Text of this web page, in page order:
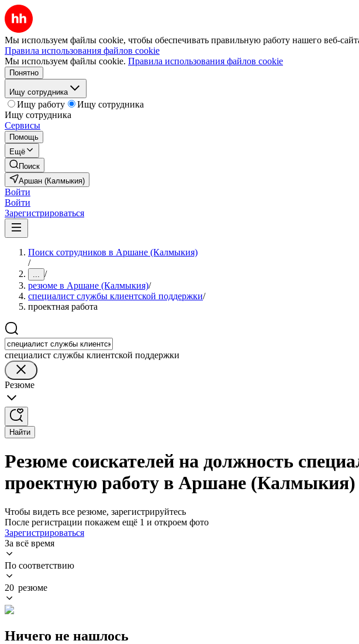
Мы используем файлы cookie, чтобы обеспечивать правильную работу нашего веб-
Правила использования файлов cookie
Мы используем файлы cookie. Правила использования файлов cookie
Понятно
Ищу сотрудника
Ищу работу
Ищу сотрудника
Ищу сотрудника
Сервисы
Помощь
Ещё
Поиск
Аршан (Калмыкия)
Войти
Войти
Зарегистрироваться
Поиск сотрудников в Аршане (Калмыкия)
/
... /
резюме в Аршане (Калмыкия)/
специалист службы клиентской поддержки/
проектная работа
специалист службы клиентской поддержки
Резюме
Найти
Резюме соискателей на должность
проектную работу в Аршане (Калмыкия)
Чтобы видеть все резюме, зарегистрируйтесь
После регистрации покажем ещё 1 и откроем фото
Зарегистрироваться
За всё время
По соответствию
20 резюме
Ничего не нашлось